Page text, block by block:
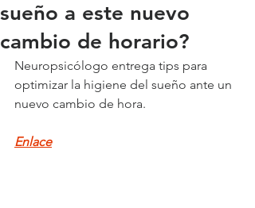
sueño a este nuevo
cambio de horario?
Neuropsicólogo entrega tips para
optimizar la higiene del sueño ante un
nuevo cambio de hora.
Enlace